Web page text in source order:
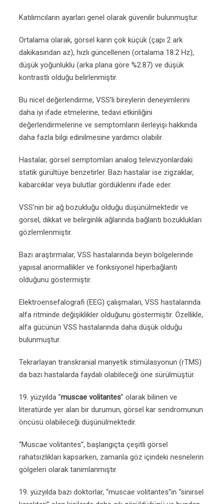
Katılımcıların ayarları genel olarak güvenilir bulunmuştur.
Ortalama olarak, görsel karın çok küçük (çapı 2 ark
dakikasından az), hızlı güncellenen (ortalama 18.2 Hz),
düşük yoğunluklu (arka plana göre %2.87) ve düşük
kontrastlı olduğu belirlenmiştir.
Bu nicel değerlendirme, VSS’li bireylerin deneyimlerini
daha iyi ifade etmelerine, tedavi etkinliğini
değerlendirmelerine ve semptomların ilerleyişi hakkında
daha fazla bilgi edinilmesine yardımcı olabilir.
Hastalar, görsel semptomları analog televizyonlardaki
statik gürültüye benzetirler. Bazı hastalar ise zigzaklar,
kabarcıklar veya bulutlar gördüklerini ifade eder.
VSS’nin bir ağ bozukluğu olduğu düşünülmektedir ve
görsel, dikkat ve belirginlik ağlarında bağlantı bozuklukları
gözlemlenmiştir.
Bazı araştırmalar, VSS hastalarında beyin bölgelerinde
yapısal anormallikler ve fonksiyonel hiperbağlantı
olduğunu göstermiştir.
Elektroensefalografi (EEG) çalışmaları, VSS hastalarında
alfa ritminde değişiklikler olduğunu göstermiştir. Özellikle,
alfa gücünün VSS hastalarında daha düşük olduğu
bulunmuştur.
Tekrarlayan transkranial manyetik stimülasyonun (rTMS)
da bazı hastalarda faydalı olabileceği öne sürülmüştür.
19. yüzyılda “muscae volitantes” olarak bilinen ve
literatürde yer alan bir durumun, görsel kar sendromunun
öncüsü olabileceği düşünülmektedir.
“Muscae volitantes”, başlangıçta çeşitli görsel
rahatsızlıkları kapsarken, zamanla göz içindeki nesnelerin
gölgeleri olarak tanımlanmıştır.
19. yüzyılda bazı doktorlar, “muscae volitantes”in “sinirsel